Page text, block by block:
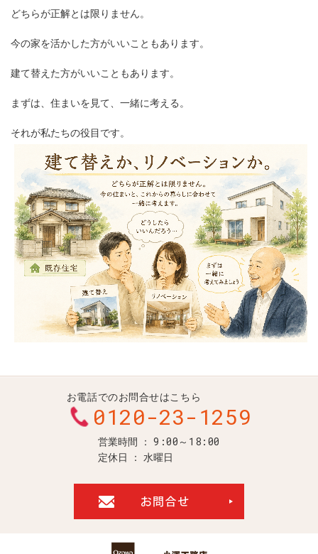
どちらが正解とは限りません。
今の家を活かした方がいいこともあります。
建て替えた方がいいこともあります。
まずは、住まいを見て、一緒に考える。
それが私たちの役目です。
お電話でのお問合せはこちら
0120-23-1259
営業時間 9:00～18:00
定休日 水曜日